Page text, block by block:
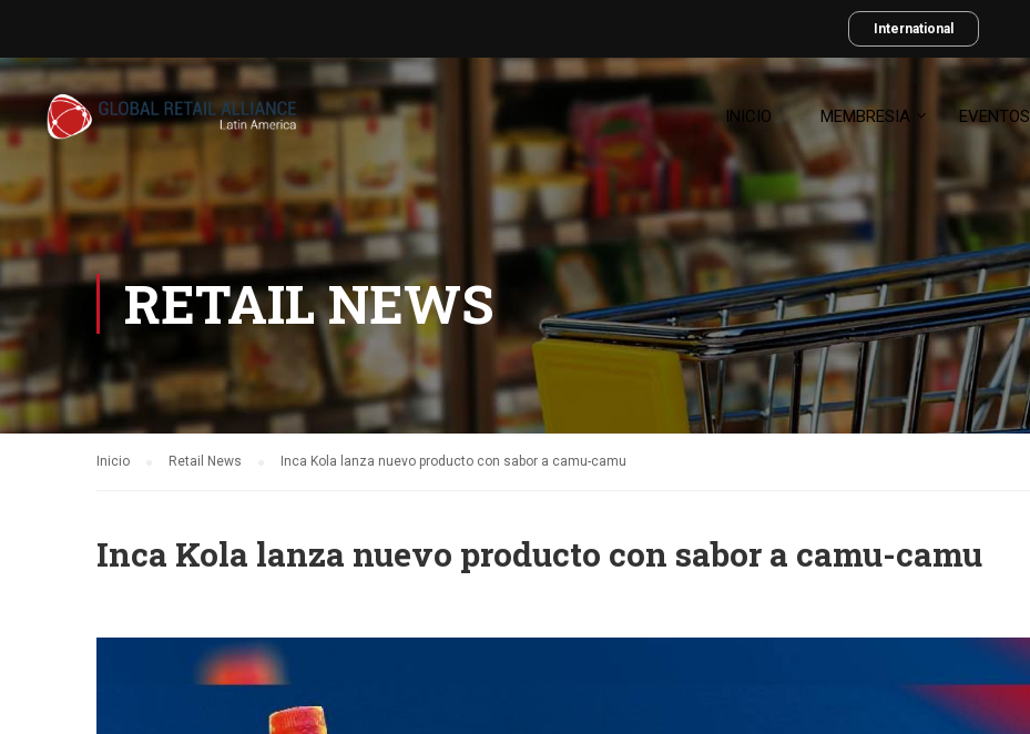
International
INICIO MEMBRESIA EVENTOS
RETAIL NEWS
Inicio Retail News Inca Kola lanza nuevo producto con sabor a camu-camu
Inca Kola lanza nuevo producto con sabor a camu-camu